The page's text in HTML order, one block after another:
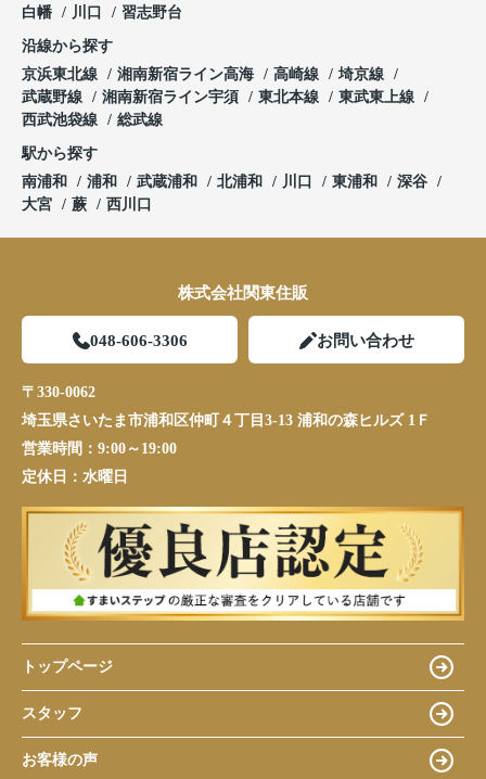
白幡
川口 習志野台
沿線から探す
京浜東北線
湘南新宿ライン高海 高崎線
埼京線
武蔵野線
湘南新宿ライン宇須 東北本線
東武東上線
西武池袋線
総武線
駅から探す
南浦和
浦和 武蔵浦和 北浦和 川口 東浦和
深谷
大宮
蕨 西川口
株式会社関東住販
048-606-3306 お問い合わせ
〒330-0062
埼玉県さいたま市浦和区仲町４丁目3-13 浦和の森ヒルズ 1Ｆ
営業時間： 9:00～19:00
定休日： 水曜日
トップページ
スタッフ
お客様の声